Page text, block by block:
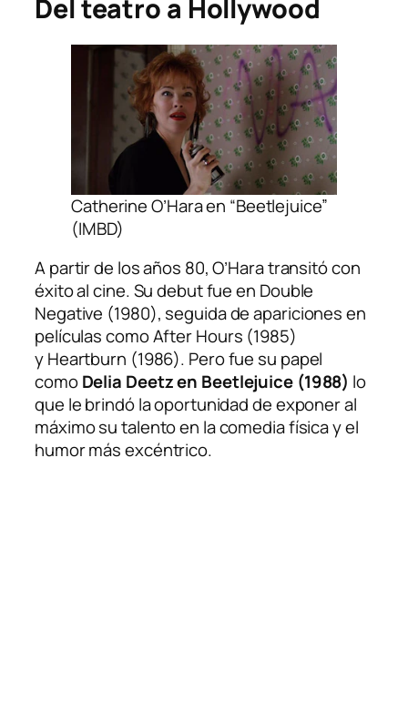
Del teatro a Hollywood
Catherine O’Hara en “Beetlejuice”
(IMBD)
A partir de los años 80, O’Hara transitó con
éxito al cine. Su debut fue en Double
Negative (1980), seguida de apariciones en
películas comoAfter Hours (1985)
yHeartburn (1986). Pero fue su papel
comoDelia Deetz en Beetlejuice(1988) lo
que le brindó la oportunidad de exponer al
máximo su talento en la comedia física y el
humor más excéntrico.